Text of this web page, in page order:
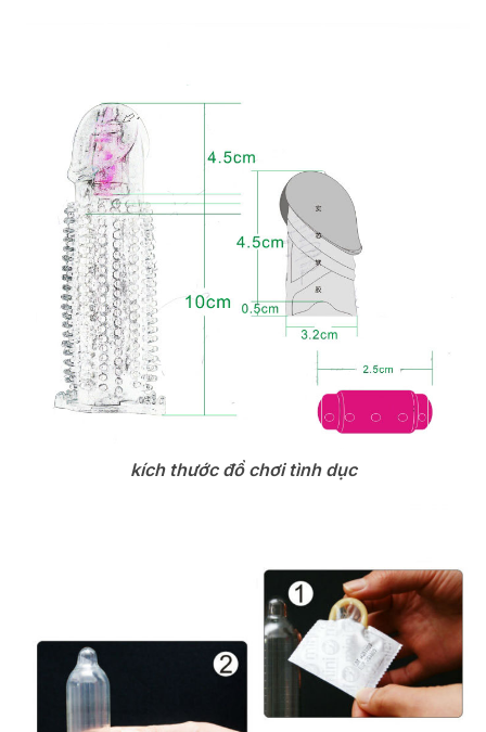
kích thước đồ chơi tình dục